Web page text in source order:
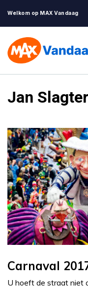
Welkom op MAX Vandaag
Jan Slagter
Carnaval
U hoeft de straat niet